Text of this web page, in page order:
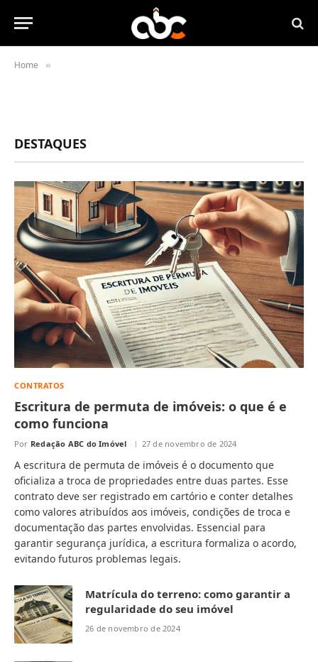
Home »
DESTAQUES
CONTRATOS
Escritura de permuta de imóveis: o que é e
como funciona
Por Redação ABC do Imóvel 27 de novembro de 2024
A escritura de permuta de imóveis é o documento que
oficializa a troca de propriedades entre duas partes. Esse
contrato deve ser registrado em cartório e conter detalhes
como valores atribuídos aos imóveis, condições de troca e
documentação das partes envolvidas. Essencial para
garantir segurança jurídica, a escritura formaliza o acordo,
evitando futuros problemas legais.
Matrícula do terreno: como garantir a
regularidade do seu imóvel
26 de novembro de 2024